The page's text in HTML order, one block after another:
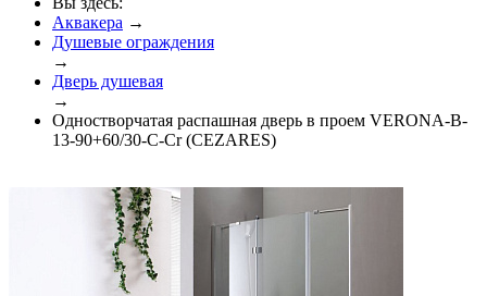
Аквакера →
Душевые ограждения
→
Дверь душевая
→
Одностворчатая распашная дверь в проем VERONA-B-
13-90+60/30-C-Cr (CEZARES)